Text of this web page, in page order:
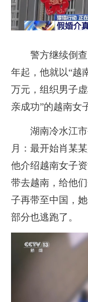
警方继续倒查
年起，他就以“越
万元，组织男子
亲成功”的越南女
湖南冷水江市
月：最开始肖某
他介绍越南女子
带去越南，给他
子再带至中国，
部分也逃跑了。